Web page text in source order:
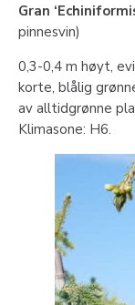
Gran
pinnesvin)
0,3-0,4 m høyt,
korte, blålig
av alltidgrønne
Klimasone: H6.